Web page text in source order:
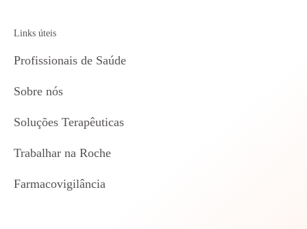
Links úteis
Profissionais de Saúde
Sobre nós
Soluções Terapêuticas
Trabalhar na Roche
Farmacovigilância